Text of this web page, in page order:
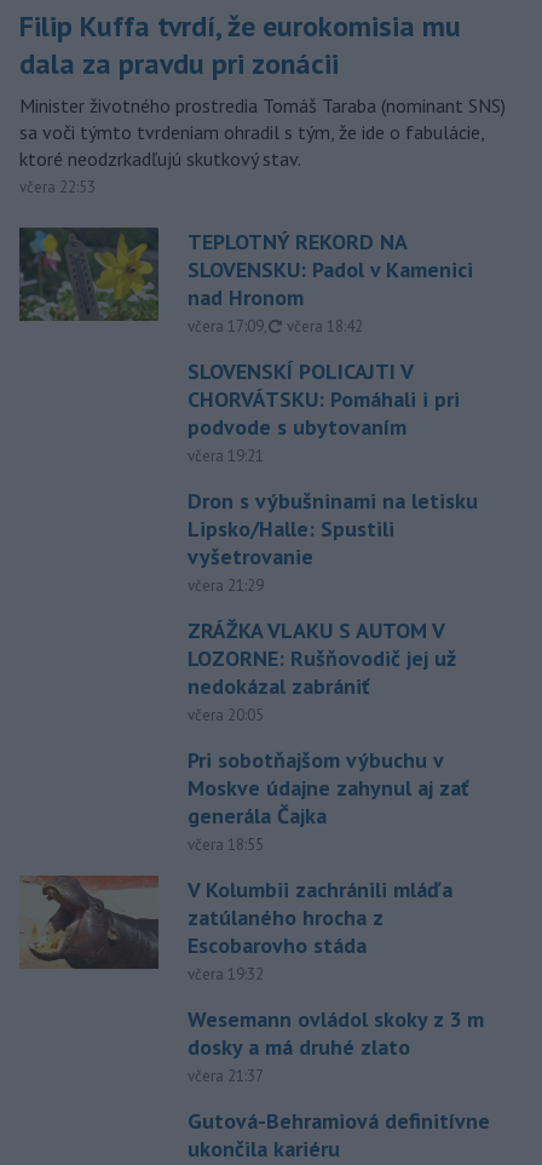
Filip Kuffa tvrdí, že eurokomisia mu
dala za pravdu pri zonácii
Minister životného prostredia Tomáš Taraba (nominant SNS)
sa voči týmto tvrdeniam ohradil s tým, že ide o fabulácie,
ktoré neodzrkadľujú skutkový stav.
včera 22:53
TEPLOTNÝ REKORD NA
SLOVENSKU: Padol v Kamenici
nad Hronom
včera 17:09, aktualizované
včera 18:42
SLOVENSKÍ POLICAJTI V
CHORVÁTSKU: Pomáhali i pri
podvode s ubytovaním
včera 19:21
Dron s výbušninami na letisku
Lipsko/Halle: Spustili
vyšetrovanie
včera 21:29
ZRÁŽKA VLAKU S AUTOM V
LOZORNE: Rušňovodič jej už
nedokázal zabrániť
včera 20:05
Pri sobotňajšom výbuchu v
Moskve údajne zahynul aj zať
generála Čajka
včera 18:55
V Kolumbii zachránili mláďa
zatúlaného hrocha z
Escobarovho stáda
včera 19:32
Wesemann ovládol skoky z 3 m
dosky a má druhé zlato
včera 21:37
Gutová-Behramiová definitívne
ukončila kariéru